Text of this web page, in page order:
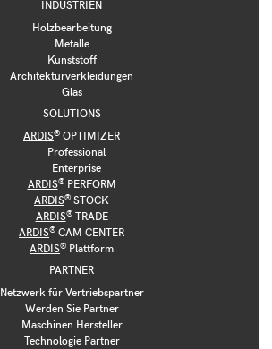
INDUSTRIEN
Holzbearbeitung
Metalle
Kunststoff
Architekturverkleidungen
Glas
SOLUTIONS
ARDIS® OPTIMIZER
Professional
Enterprise
ARDIS®PERFORM
ARDIS® STOCK
ARDIS®TRADE
ARDIS® CAM CENTER
ARDIS® Plattform
PARTNER
Netzwerk für Vertriebspartner
Werden Sie Partner
Maschinen Hersteller
Technologie Partner